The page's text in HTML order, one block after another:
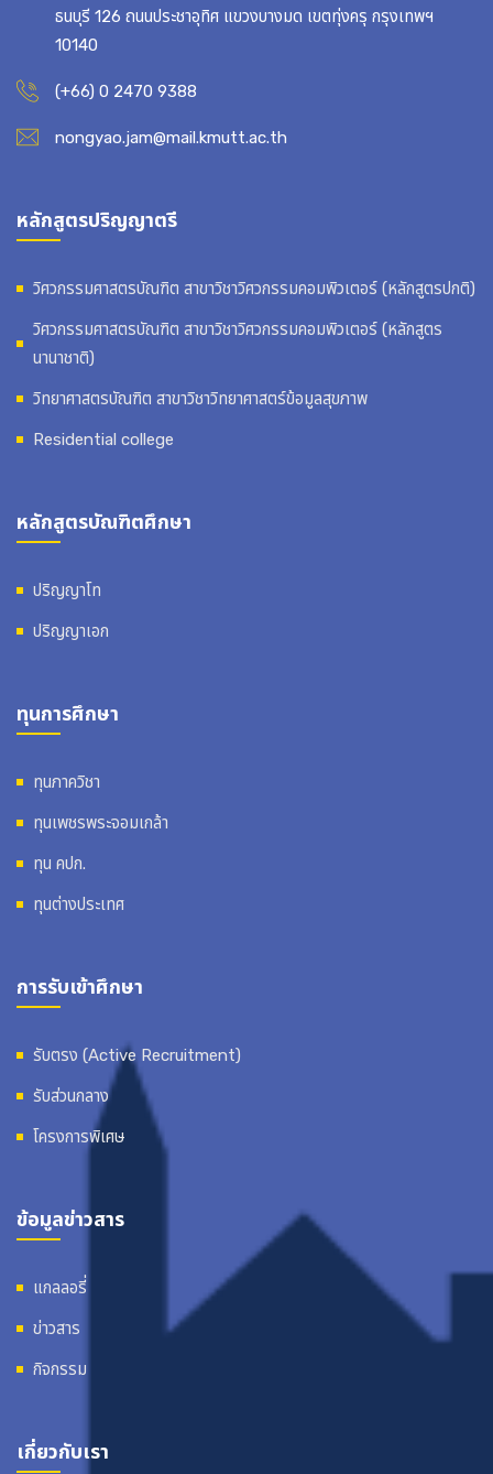
ธนบุรี 126 ถนนประชาอุทิศ แขวงบางมด เขตทุ่งครุ กรุงเทพฯ
10140
(+66) 0 2470 9388
nongyao.jam@mail.kmutt.ac.th
หลักสูตรปริญญาตรี
วิศวกรรมศาสตรบัณฑิต สาขาวิชาวิศวกรรมคอมพิวเตอร์ (หลักสูตรปกติ)
วิศวกรรมศาสตรบัณฑิต สาขาวิชาวิศวกรรมคอมพิวเตอร์ (หลักสูตร
นานาชาติ)
วิทยาศาสตรบัณฑิต สาขาวิชาวิทยาศาสตร์ข้อมูลสุขภาพ
Residential college
หลักสูตรบัณฑิตศึกษา
ปริญญาโท
ปริญญาเอก
ทุนการศึกษา
ทุนภาควิชา
ทุนเพชรพระจอมเกล้า
ทุน คปก.
ทุนต่างประเทศ
การรับเข้าศึกษา
รับตรง (Active Recruitment)
รับส่วนกลาง
โครงการพิเศษ
ข้อมูลข่าวสาร
แกลลอรี่
ข่าวสาร
กิจกรรม
เกี่ยวกับเรา